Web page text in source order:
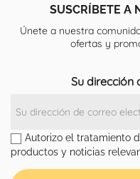
SUSCRÍBETE A
Únete a nuestra
ofertas y
Su dirección
Autorizo el tratamiento
productos y noticias